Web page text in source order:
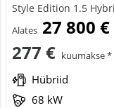
Style Edition 1.5
Alates 27 800 €
277 € kuumakse *
Hübriid
68 kW